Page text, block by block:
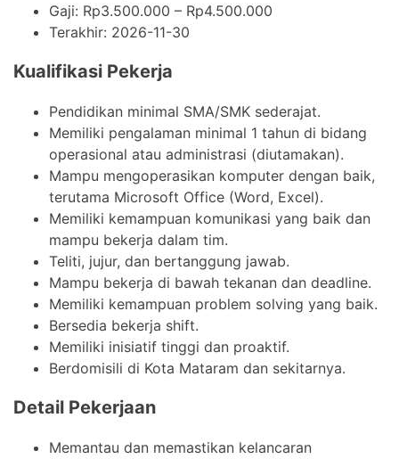
Gaji: Rp3.500.000 – Rp4.500.000
Terakhir: 2026-11-30
Kualifikasi Pekerja
Pendidikan minimal SMA/SMK sederajat.
Memiliki pengalaman minimal 1 tahun di bidang
operasional atau administrasi (diutamakan).
Mampu mengoperasikan komputer dengan baik,
terutama Microsoft Office (Word, Excel).
Memiliki kemampuan komunikasi yang baik dan
mampu bekerja dalam tim.
Teliti, jujur, dan bertanggung jawab.
Mampu bekerja di bawah tekanan dan deadline.
Memiliki kemampuan problem solving yang baik.
Bersedia bekerja shift.
Memiliki inisiatif tinggi dan proaktif.
Berdomisili di Kota Mataram dan sekitarnya.
Detail Pekerjaan
Memantau dan memastikan kelancaran